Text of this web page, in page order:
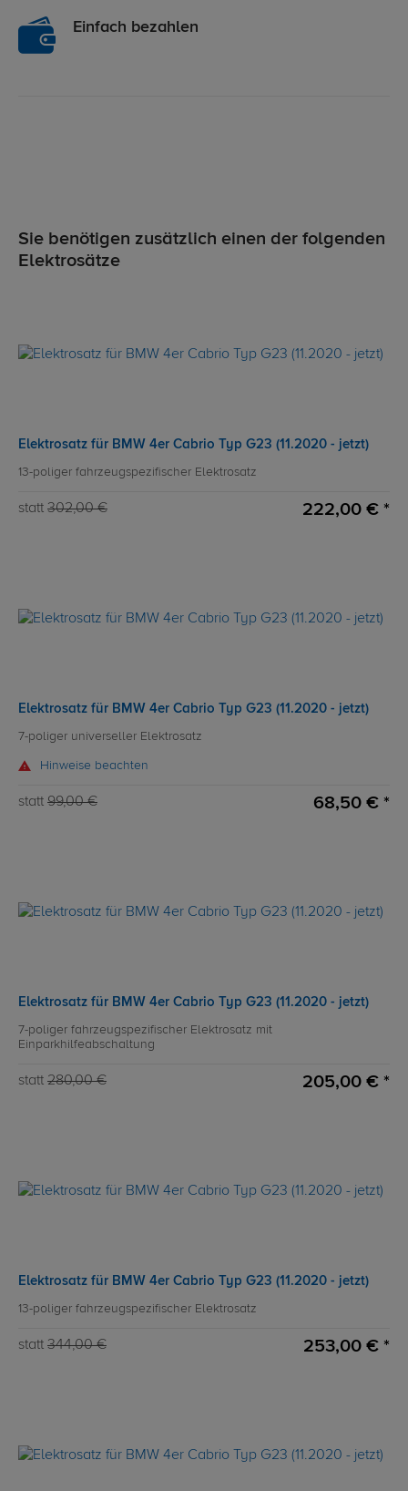
Einfach bezahlen
Sie benötigen zusätzlich einen der folgenden
Elektrosätze
Elektrosatz für BMW 4er Cabrio Typ G23 (11.2020 - jetzt)
13-poliger fahrzeugspezifischer Elektrosatz
statt 302,00 € 222,00 € *
Elektrosatz für BMW 4er Cabrio Typ G23 (11.2020 - jetzt)
7-poliger universeller Elektrosatz
Hinweise beachten
statt 99,00 € 68,50 € *
Elektrosatz für BMW 4er Cabrio Typ G23 (11.2020 - jetzt)
7-poliger fahrzeugspezifischer Elektrosatz mit
Einparkhilfeabschaltung
statt 280,00 € 205,00 € *
Elektrosatz für BMW 4er Cabrio Typ G23 (11.2020 - jetzt)
13-poliger fahrzeugspezifischer Elektrosatz
statt 344,00 € 253,00 € *